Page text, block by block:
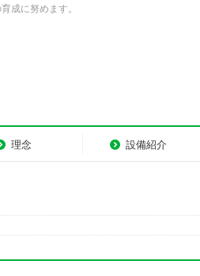
成に努めます。
理念 設備紹介